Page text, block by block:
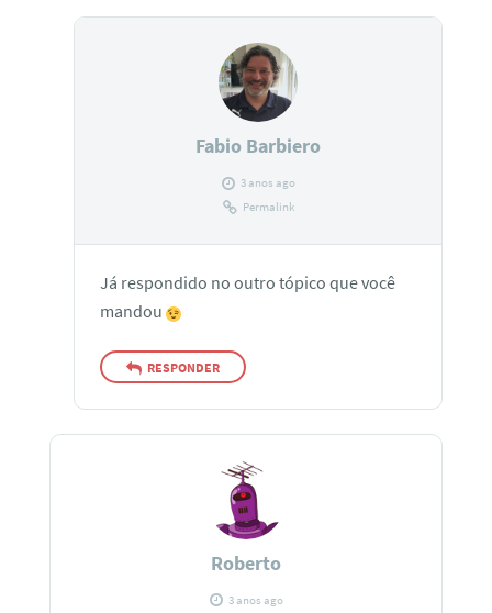
Fabio Barbiero
3 anos ago
Permalink
Já respondido no outro tópico que você
mandou
RESPONDER
Roberto
3 anos ago